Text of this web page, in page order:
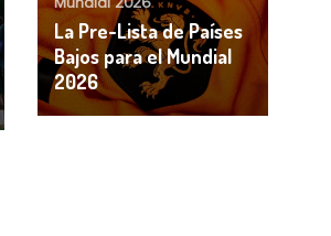
La Pre-Lista de Países
Bajos para el Mundial
2026